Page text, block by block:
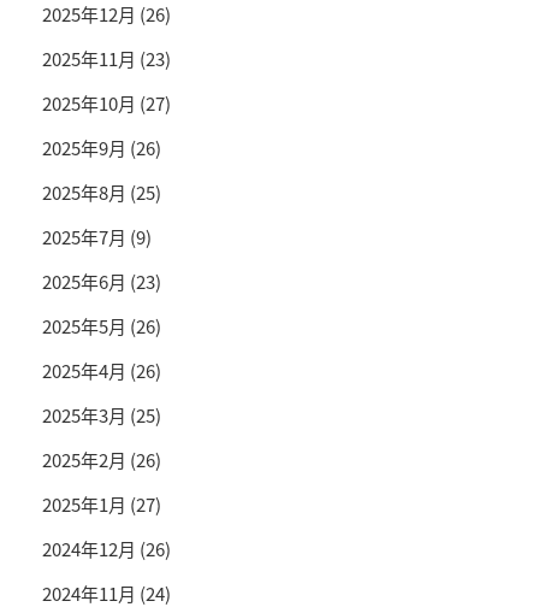
2025年12月 (26)
2025年11月 (23)
2025年10月 (27)
2025年9月 (26)
2025年8月 (25)
2025年7月 (9)
2025年6月 (23)
2025年5月 (26)
2025年4月 (26)
2025年3月 (25)
2025年2月 (26)
2025年1月 (27)
2024年12月 (26)
2024年11月 (24)